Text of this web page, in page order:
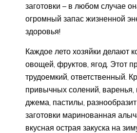
заготовки – в любом случае
огромный запас жизненной
здоровья!
Каждое лето хозяйки делают
овощей, фруктов, ягод. Этот
трудоемкий, ответственный.
привычных солений, варенья,
джема, пастилы,
заготовки маринованная
вкусная острая закуска на